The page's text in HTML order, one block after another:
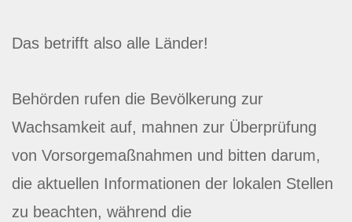
Das betrifft also alle Länder!
Behörden rufen die Bevölkerung zur
Wachsamkeit auf, mahnen zur Überprüfung
von Vorsorgemaßnahmen und bitten darum,
die aktuellen Informationen der lokalen Stellen
zu beachten, während die